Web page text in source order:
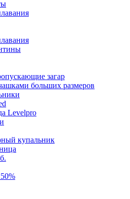
загар
больших размеров
Levelpro
купальник